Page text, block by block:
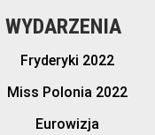
WYDARZENIA
Fryderyki 2022
Miss Polonia 2022
Eurowizja